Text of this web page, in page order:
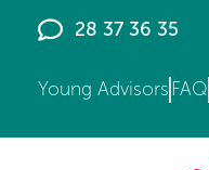
principal
28 37 36 35
Young Advisors FAQ